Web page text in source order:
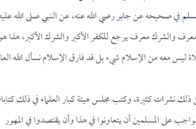
في صحيحه عنجابررضي الله عنه، عن النبي صلى الله
والشرك معرف يرجع للكفر الأكبر والشرك الأكبر، هذا
معه من الإسلام شيء بل قد فارق الإسلام نسأل الله
ذلك نشرات كثيرة، وكتب مجلس هيئة كبار العلماء في ذلك
على المسلمين أن يتعاونوا في هذا وأن يقتصدوا في المهور